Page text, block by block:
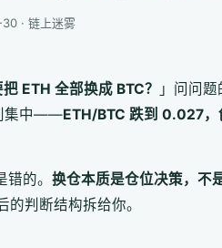
· 链上迷雾
ETH 全部换成 BTC？
」问问
集中——ETH/BTC 跌到 0.027，
的。 换仓本质是仓位决策，不
判断结构拆给你。